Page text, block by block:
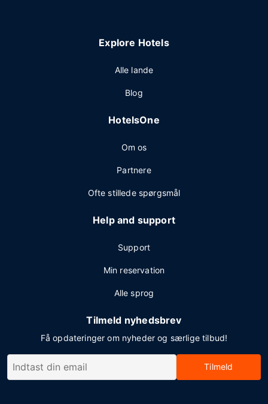
Explore Hotels
Alle lande
Blog
HotelsOne
Om os
Partnere
Ofte stillede spørgsmål
Help and support
Support
Min reservation
Alle sprog
Tilmeld nyhedsbrev
Få opdateringer om nyheder og særlige tilbud!
Tilmeld